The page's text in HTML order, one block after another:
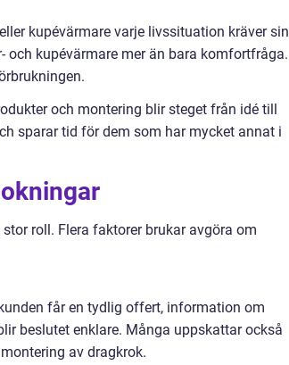
kupévärmare varje livssituation kräver sin
kupévärmare mer än bara komfortfråga.
och montering blir steget från idé till
sparar tid för dem som har mycket annat i
roll. Flera faktorer brukar avgöra om
får en tydlig offert, information om
beslutet enklare. Många uppskattar också
av dragkrok.